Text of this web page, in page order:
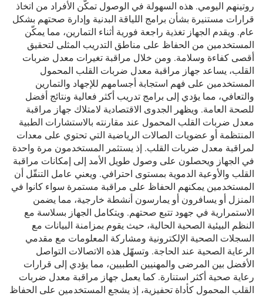
روتينهم اليومي. هذه السهولة في الوصول تمكّن الأفراد من اتخاذ
قرارات مستنيرة بشأن برامج اللياقة البدنية وإدارة صحتهم بشكل
عام. ويقدم الجهاز تغذية راجعة فورية أثناء التمارين، مما يمكّن
المستخدمين من الحفاظ على مناطق التدريب المثلى لتحقيق
أقصى كفاءة وسلامة. ومن خلال مراقبة تغيرات معدل ضربات
القلب، يساعد جهاز مراقبة معدل ضربات القلب المحمول
المستخدمين على فهم استجابة أجسامهم للإجهاد والتمارين
والتعافي، مما يؤدي إلى برامج تدريب أكثر فعالية ونتائج أفضل
للصحة العامة. ويظهر الجدوى الاقتصادية لامتلاك جهاز مراقبة
معدل ضربات القلب المحمول عند مقارنته بالاستشارات الطبية
المنتظمة أو عضويات الصالات الرياضية التي تحتوي على معدات
لمراقبة معدل ضربات القلب. إذ يستثمر المستخدمون مرة واحدة
في الجهاز ويحصلون على وصول طويل الأمد إلى إمكانات مراقبة
القلب والأوعية الدموية بمستوى احترافي. ويعني عامل التنقّل أن
المستخدمين يمكنهم الحفاظ على مراقبة مستمرة سواء كانوا في
المنزل أو يسافرون أو يمارسون أنشطة خارجية، مما يضمن
الاستمرارية في جهود تتبع صحتهم. ويتكامل الجهاز بسلاسة مع
النظم البيئية الصحية الحالية، حيث يقوم بمزامنة البيانات مع
السجلات الصحية الإلكترونية ومشاركة المعلومات مع مقدمي
الرعاية الصحية عند الحاجة. وتسهّل هذه الاتصالات التواصل
الأفضل بين المرضى والمهنيين الطبيين، مما يؤدي إلى قرارات
رعاية صحية أكثر استنارة. كما يعمل جهاز مراقبة معدل ضربات
القلب المحمول كأداة تحفيزية، إذ يشجع المستخدمين على الحفاظ